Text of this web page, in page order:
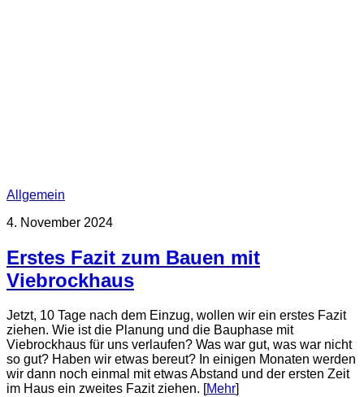
Allgemein
4. November 2024
Erstes Fazit zum Bauen mit
Viebrockhaus
Jetzt, 10 Tage nach dem Einzug, wollen wir ein erstes Fazit
ziehen. Wie ist die Planung und die Bauphase mit
Viebrockhaus für uns verlaufen? Was war gut, was war nicht
so gut? Haben wir etwas bereut? In einigen Monaten werden
wir dann noch einmal mit etwas Abstand und der ersten Zeit
im Haus ein zweites Fazit ziehen. [Mehr]